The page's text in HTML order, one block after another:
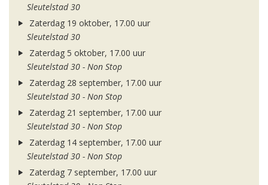
Sleutelstad 30
Zaterdag 19 oktober, 17.00 uur
Sleutelstad 30
Zaterdag 5 oktober, 17.00 uur
Sleutelstad 30 - Non Stop
Zaterdag 28 september, 17.00 uur
Sleutelstad 30 - Non Stop
Zaterdag 21 september, 17.00 uur
Sleutelstad 30 - Non Stop
Zaterdag 14 september, 17.00 uur
Sleutelstad 30 - Non Stop
Zaterdag 7 september, 17.00 uur